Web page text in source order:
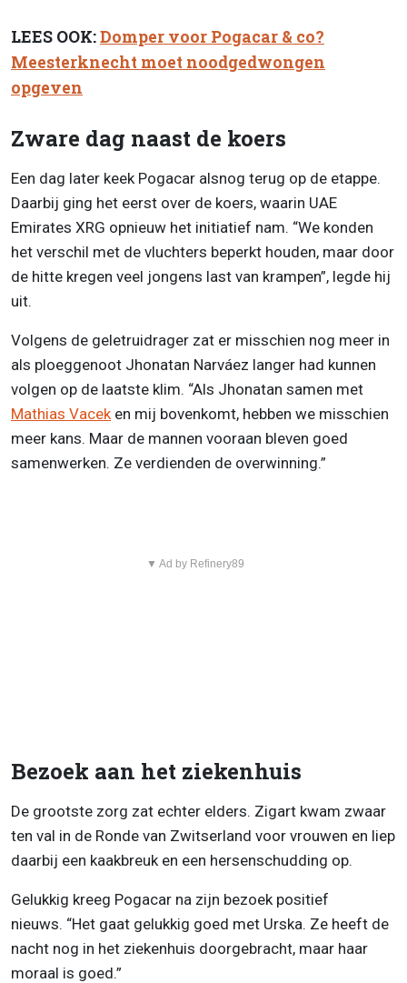
LEES OOK:Domper voor Pogacar & co?
Meesterknecht moet noodgedwongen
opgeven
Zware dag naast de koers
Een dag later keek Pogacar alsnog terug op de etappe.
Daarbij ging het eerst over de koers, waarin UAE
Emirates XRG opnieuw het initiatief nam. “We konden
het verschil met de vluchters beperkt houden, maar door
de hitte kregen veel jongens last van krampen”, legde hij
uit.
Volgens de geletruidrager zat er misschien nog meer in
als ploeggenoot Jhonatan Narváez langer had kunnen
volgen op de laatste klim. “Als Jhonatan samen met
Mathias Vaceken mij bovenkomt, hebben we misschien
meer kans. Maar de mannen vooraan bleven goed
samenwerken. Ze verdienden de overwinning.”
▼ Ad by Refinery89
Bezoek aan het ziekenhuis
De grootste zorg zat echter elders. Zigart kwam zwaar
ten val in de Ronde van Zwitserland voor vrouwen en liep
daarbij een kaakbreuk en een hersenschudding op.
Gelukkig kreeg Pogacar na zijn bezoek positief
nieuws. “Het gaat gelukkig goed met Urska. Ze heeft de
nacht nog in het ziekenhuis doorgebracht, maar haar
moraal is goed.”